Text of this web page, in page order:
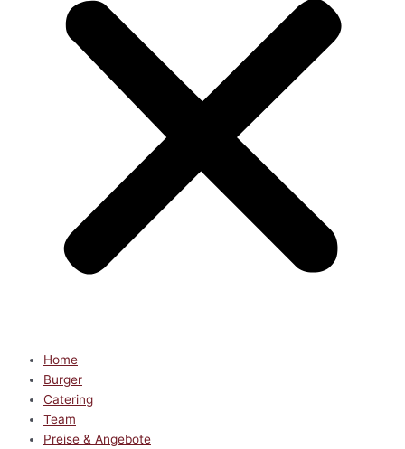
Home
Burger
Catering
Team
Preise & Angebote